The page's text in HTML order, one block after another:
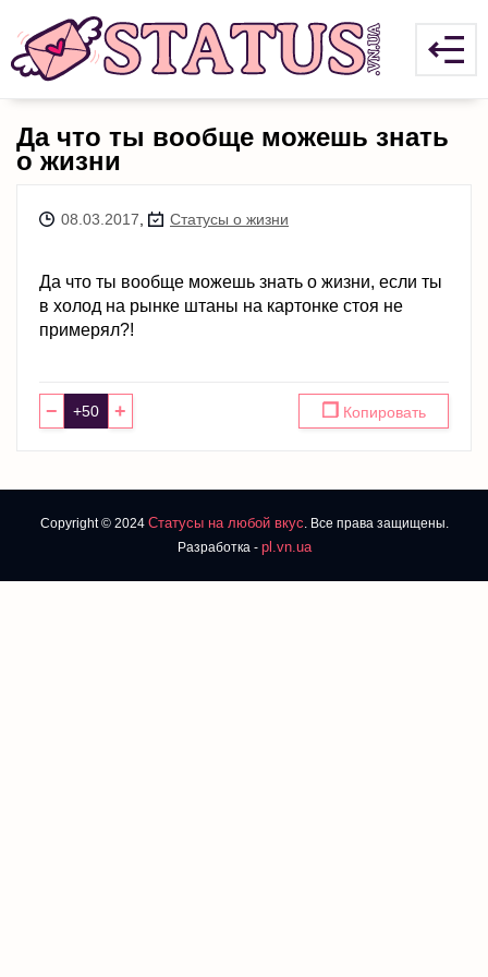
Да что ты вообще можешь знать
о жизни
08.03.2017 Статусы о жизни
Да что ты вообще можешь знать о жизни, если ты
в холод на рынке штаны на картонке стоя не
примерял?!
− + ❐ Копировать
Copyright © 2024 Статусы на любой вкус. Все права защищены.
Разработка - pl.vn.ua